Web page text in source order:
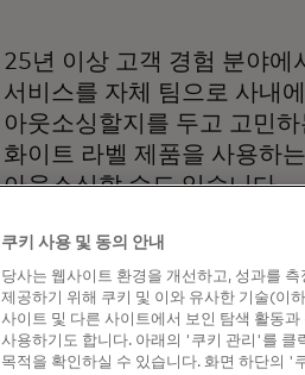
25년 이상 고객 경험 분야에
서비스를 자체 팀으로 사내
아웃소싱할지를 두고 고민
화이트 라벨 제품을 사용하
아웃소싱할 수도 있습니
모든 회사는 각기 다른 과제
달라집니다. 이는 단순히 모
특정 상황에 맞춰 고객 서비
성과를 내는 경향이 있었습
서비스를 사내에 유지하는
쿠키 사용 및 동의 안내
당사는 웹사이트 환경을 개선하고, 성과를
제공하기 위해 쿠키 및 이와 유사한 기술(이
사이트 및 다른 사이트에서 보인 탐색 활동
사용하기도 합니다. 아래의 '쿠키 관리'를 클
목적을 확인하실 수 있습니다. 화면 하단의 '